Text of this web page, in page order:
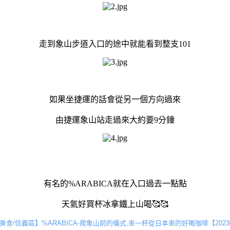
走到象山步道入口的途中就能看到整支101
如果坐捷運的話會從另一個方向過來
由捷運象山站走過來大約要9分鐘
有名的%ARABICA就在入口過去一點點
天氣好買杯冰拿鐵上山喝🥰🥰
食/信義區】%ARABICA-爬象山前的儀式,來一杯從日本來的好喝咖啡【